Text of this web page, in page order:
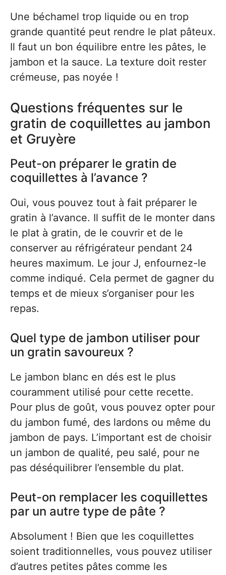
Une béchamel trop liquide ou en trop
grande quantité peut rendre le plat pâteux.
Il faut un bon équilibre entre les pâtes, le
jambon et la sauce. La texture doit rester
crémeuse, pas noyée !
Questions fréquentes sur le
gratin de coquillettes au jambon
et Gruyère
Peut-on préparer le gratin de
coquillettes à l’avance ?
Oui, vous pouvez tout à fait préparer le
gratin à l’avance. Il suffit de le monter dans
le plat à gratin, de le couvrir et de le
conserver au réfrigérateur pendant 24
heures maximum. Le jour J, enfournez-le
comme indiqué. Cela permet de gagner du
temps et de mieux s’organiser pour les
repas.
Quel type de jambon utiliser pour
un gratin savoureux ?
Le jambon blanc en dés est le plus
couramment utilisé pour cette recette.
Pour plus de goût, vous pouvez opter pour
du jambon fumé, des lardons ou même du
jambon de pays. L’important est de choisir
un jambon de qualité, peu salé, pour ne
pas déséquilibrer l’ensemble du plat.
Peut-on remplacer les coquillettes
par un autre type de pâte ?
Absolument ! Bien que les coquillettes
soient traditionnelles, vous pouvez utiliser
d’autres petites pâtes comme les